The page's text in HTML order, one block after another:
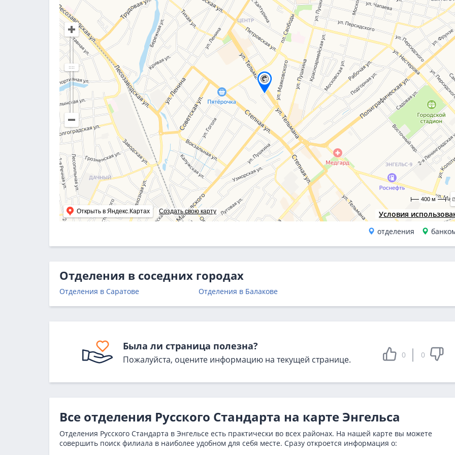
Условия
Открыть в Яндекс.Картах Создать свою карту
400 м
отделения
Отделения в соседних городах
Отделения в Саратове Отделения в Балакове
Была ли страница полезна?
Пожалуйста, оцените информацию на текущей странице. 0 0
Все отделения Русского Стандарта на карте Энгельса
Отделения Русского Стандарта в Энгельсе есть практически во всех районах. На нашей карте вы можете
совершить поиск филиала в наиболее удобном для себя месте. Сразу откроется информация о: